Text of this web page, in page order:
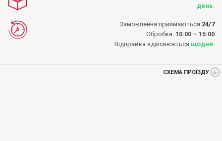
день
Замовлення приймаються 24/7
Обробка: 10:00 – 15:00
Відправка здійснюється щодня
СХЕМА ПРОЇЗДУ